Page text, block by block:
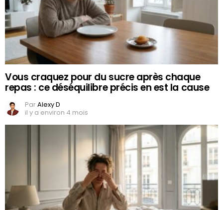
Vous craquez pour du sucre après chaque
repas : ce déséquilibre précis en est la cause
ParAlexy D
il y a environ 4 mois